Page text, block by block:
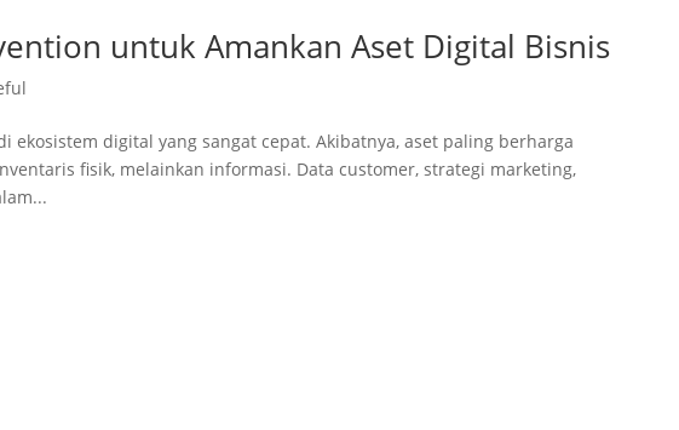
untuk Amankan Aset Digital Bisnis
digital yang sangat cepat. Akibatnya, aset paling berharga
fisik, melainkan informasi. Data customer, strategi marketing,